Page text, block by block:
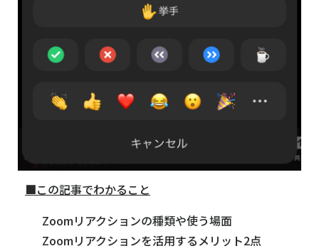
■この記事でわかること
Zoomリアクションの種類や使う場面
Zoomリアクションを活用するメリット2点